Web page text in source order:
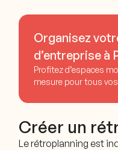
Organisez
d’entreprise à
Profitez d’espaces
mesure pour tous
Créer un
Le rétroplanning est